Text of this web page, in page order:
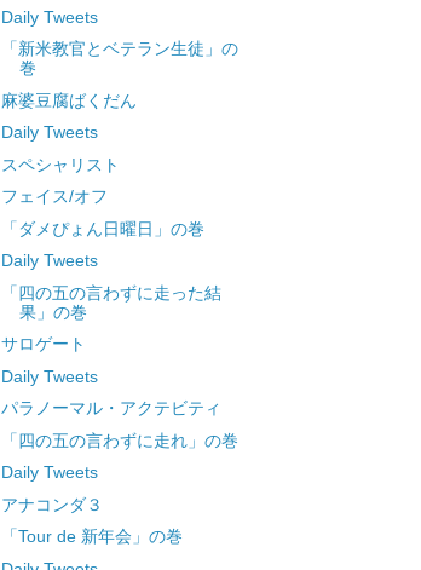
Daily Tweets
「新米教官とベテラン生徒」の
巻
麻婆豆腐ばくだん
Daily Tweets
スペシャリスト
フェイス/オフ
「ダメぴょん日曜日」の巻
Daily Tweets
「四の五の言わずに走った結
果」の巻
サロゲート
Daily Tweets
パラノーマル・アクテビティ
「四の五の言わずに走れ」の巻
Daily Tweets
アナコンダ３
「Tour de 新年会」の巻